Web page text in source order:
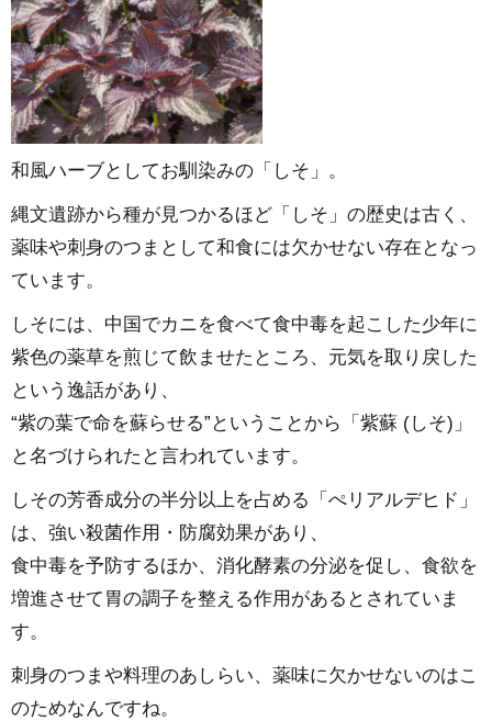
和風ハーブとしてお馴染みの「しそ」。
縄文遺跡から種が見つかるほど「しそ」の歴史は古く、
薬味や刺身のつまとして和食には欠かせない存在となっ
ています。
しそには、中国でカニを食べて食中毒を起こした少年に
紫色の薬草を煎じて飲ませたところ、元気を取り戻した
という逸話があり、
“紫の葉で命を蘇らせる”ということから「紫蘇 (しそ)」
と名づけられたと言われています。
しその芳香成分の半分以上を占める「ぺリアルデヒド」
は、強い殺菌作用・防腐効果があり、
食中毒を予防するほか、消化酵素の分泌を促し、食欲を
増進させて胃の調子を整える作用があるとされていま
す。
刺身のつまや料理のあしらい、薬味に欠かせないのはこ
のためなんですね。